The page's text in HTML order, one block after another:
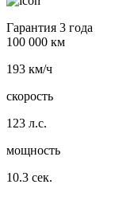
Гарантия 3 года
100 000 км
193 км/ч
скорость
123 л.с.
мощность
10.3 сек.